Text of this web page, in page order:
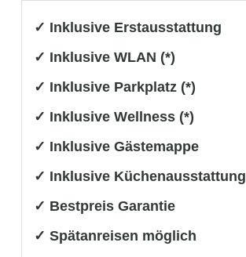
✓ Inklusive Erstausstattung
✓ Inklusive WLAN (*)
✓ Inklusive Parkplatz (*)
✓ Inklusive Wellness (*)
✓ Inklusive Gästemappe
✓ Inklusive Küchenausstattung
✓ Bestpreis Garantie
✓ Spätanreisen möglich